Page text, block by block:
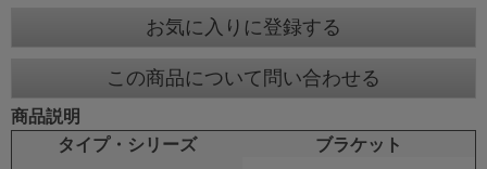
お気に入りに登録する
この商品について問い合わせる
商品説明
タイプ・シリーズ
ブラケット